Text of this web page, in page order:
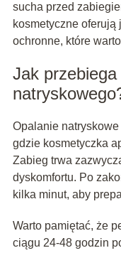
sucha przed
kosmetyczne
ochronne, które
Jak
Opalanie
gdzie kosmetyczka
Zabieg trwa
dyskomfortu. Po
kilka minut, aby
Warto pamiętać, że
ciągu 24-48 godzin